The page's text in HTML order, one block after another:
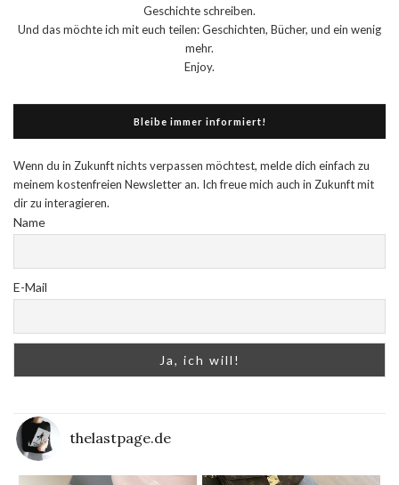
Geschichte schreiben.
Und das möchte ich mit euch teilen: Geschichten, Bücher, und ein wenig
mehr.
Enjoy.
Bleibe immer informiert!
Wenn du in Zukunft nichts verpassen möchtest, melde dich einfach zu
meinem kostenfreien Newsletter an. Ich freue mich auch in Zukunft mit
dir zu interagieren.
Name
E-Mail
thelastpage.de